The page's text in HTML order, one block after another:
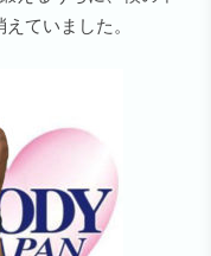
ていました。